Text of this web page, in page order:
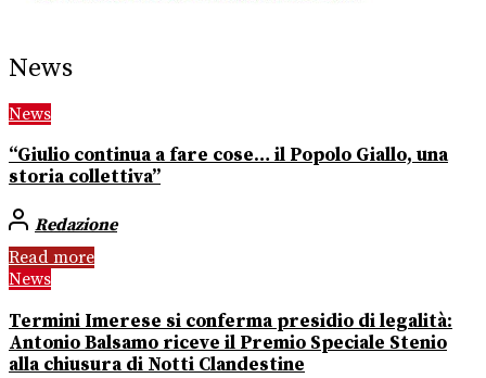
News
News
“Giulio continua a fare cose… il Popolo Giallo, una
storia collettiva”
Redazione
Read more
News
Termini Imerese si conferma presidio di legalità:
Antonio Balsamo riceve il Premio Speciale Stenio
alla chiusura di Notti Clandestine